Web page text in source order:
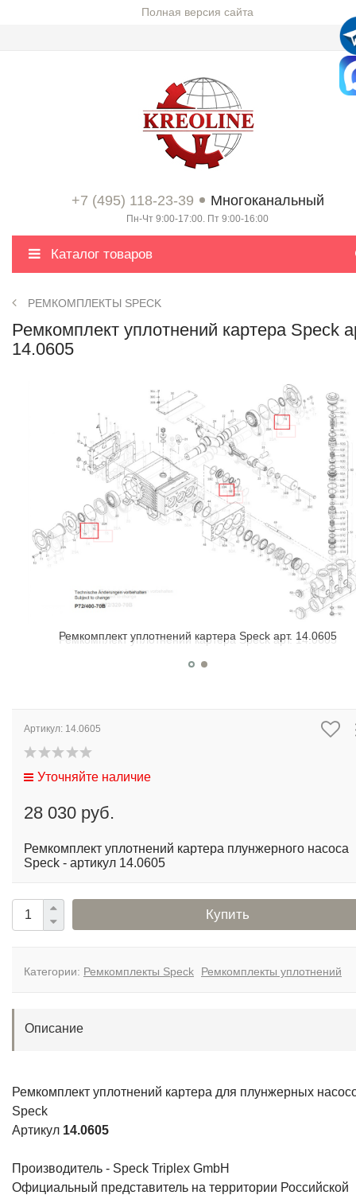
Полная версия сайта
+7 (495) 118-23-39 Многоканальный
Пн-Чт 9:00-17:00. Пт 9:00-16:00
Каталог товаров
РЕМКОМПЛЕКТЫ SPECK
Ремкомплект уплотнений картера Speck
14.0605
Ремкомплект уплотнений картера Speck арт. 14.0605
Ремкомплект уплотнений картера Speck арт. 14.0605
Артикул: 14.0605
Уточняйте наличие
28 030 руб.
Ремкомплект уплотнений картера плунжерного насоса
Speck - артикул 14.0605
Купить
Категории: Ремкомплекты Speck Ремкомплекты уплотнений
Описание
Ремкомплект уплотнений картера для плунжерных
Speck
Артикул 14.0605
Производитель - Speck Triplex GmbH
Официальный представитель на территории Российской